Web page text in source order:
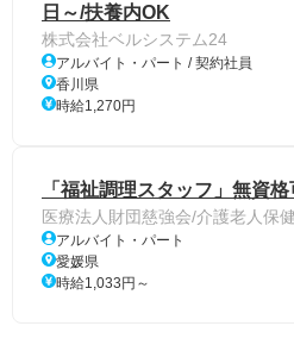
日～/扶養内OK
株式会社ベルシステム24
アルバイト・パート / 契約社員
香川県
時給1,270円
「福祉調理スタッフ」無資
医療法人財団慈強会/介護老人保
アルバイト・パート
愛媛県
時給1,033円～